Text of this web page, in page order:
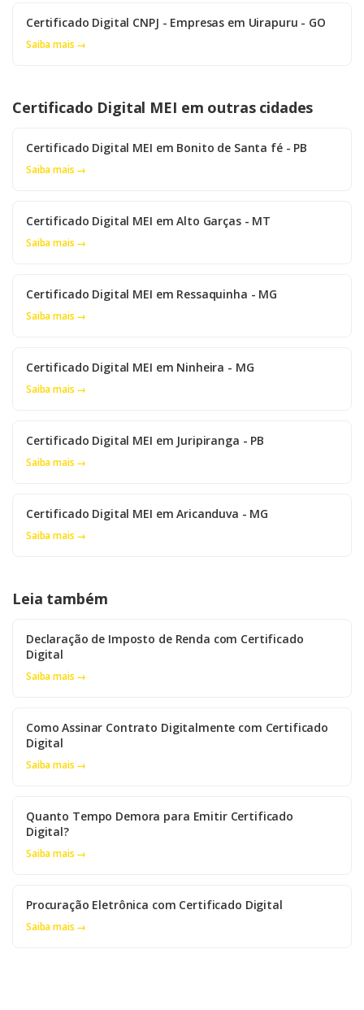
Certificado Digital CNPJ - Empresas em Uirapuru - GO
Saiba mais →
Certificado Digital MEI em outras cidades
Certificado Digital MEI em Bonito de Santa fé - PB
Saiba mais →
Certificado Digital MEI em Alto Garças - MT
Saiba mais →
Certificado Digital MEI em Ressaquinha - MG
Saiba mais →
Certificado Digital MEI em Ninheira - MG
Saiba mais →
Certificado Digital MEI em Juripiranga - PB
Saiba mais →
Certificado Digital MEI em Aricanduva - MG
Saiba mais →
Leia também
Declaração de Imposto de Renda com Certificado
Digital
Saiba mais →
Como Assinar Contrato Digitalmente com Certificado
Digital
Saiba mais →
Quanto Tempo Demora para Emitir Certificado
Digital?
Saiba mais →
Procuração Eletrônica com Certificado Digital
Saiba mais →